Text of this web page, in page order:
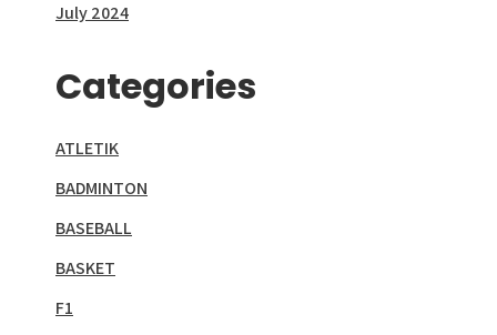
July 2024
Categories
ATLETIK
BADMINTON
BASEBALL
BASKET
F1